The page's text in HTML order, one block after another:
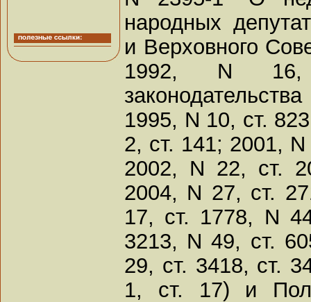
народных
и Верховного
1992, N 16,
1995, N 10, ст.
2, ст. 141; 2001,
2002, N 22, ст.
2004, N 27, ст.
17, ст. 1778, N
3213, N 49, ст.
29, ст. 3418, ст.
1, ст. 17) и